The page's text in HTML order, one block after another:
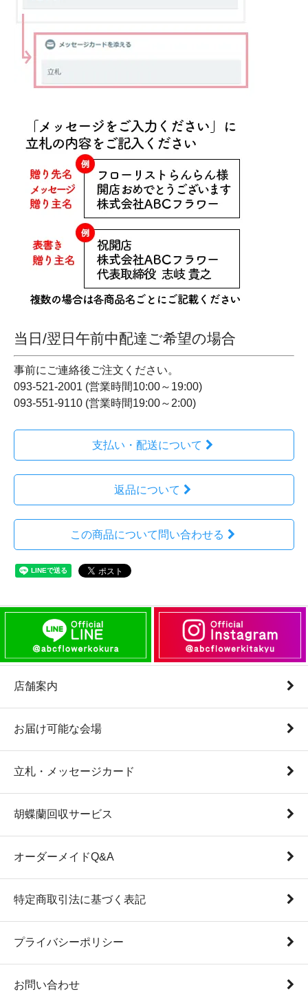
当日/翌日午前中配達ご希望の場合
事前にご連絡後ご注文ください。
093-521-2001 (営業時間10:00～19:00)
093-551-9110 (営業時間19:00～2:00)
支払い・配送について
返品について
この商品について問い合わせる
店舗案内
お届け可能な会場
立札・メッセージカード
胡蝶蘭回収サービス
オーダーメイドQ&A
特定商取引法に基づく表記
プライバシーポリシー
お問い合わせ